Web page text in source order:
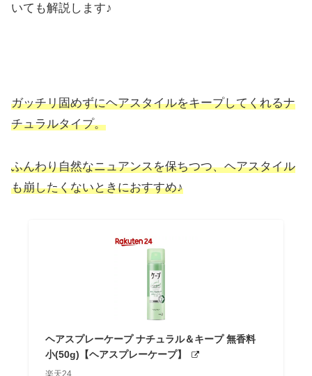
いても解説します♪
ガッチリ固めずにヘアスタイルをキープしてくれるナ
チュラルタイプ。
ふんわり自然なニュアンスを保ちつつ、ヘアスタイル
も崩したくないときにおすすめ♪
ヘアスプレーケープ ナチュラル＆キープ 無香料
小(50g)【ヘアスプレーケープ】
楽天24